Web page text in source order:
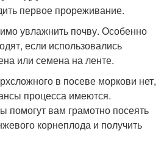
первое прореживание.
увлажнить почву. Особенно
если использовались
или семена на ленте.
в посеве моркови нет,
процесса имеются.
помогут вам грамотно посеять
корнеплода и получить